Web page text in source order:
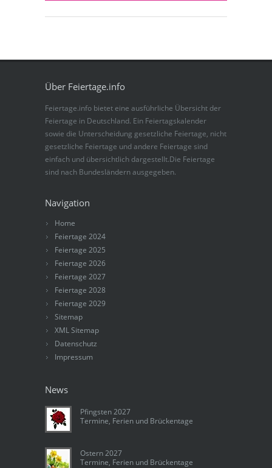
Über Feiertage.info
Feiertage.info bietet eine ausführliche Übersicht der
Feiertage in Deutschland. Ein Feiertagskalender
sowie die Unterscheidung gesetzliche Feiertage, nicht
gesetzliche Feiertage und andere Feiertage sind
einfach und übersichtlich dargestellt.Die Feiertage
sind nach Bundesländern ausgegeben.
Navigation
Home
Feiertage 2024
Feiertage 2025
Feiertage 2026
Feiertage 2027
Feiertage 2028
Feiertage 2029
Sitemap
XML Sitemap
Datenschutz
Impressum
News
Pfingsten 2027
Termine, Ferien und Brückentage
Ostern 2027
Termine, Ferien und Brückentage